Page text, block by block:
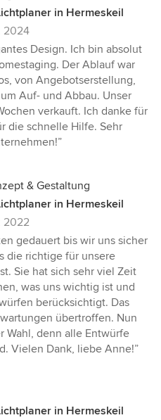
in Hermeskeil
2024
Design. Ich bin absolut
Der Ablauf war
von Angebotserstellung,
Auf- und Abbau. Unser
verkauft. Ich danke für
die schnelle Hilfe. Sehr
& Gestaltung
in Hermeskeil
2022
gedauert bis wir uns sicher
die richtige für unsere
Sie hat sich sehr viel Zeit
was uns wichtig ist und
berücksichtigt. Das
übertroffen. Nun
Wahl, denn alle Entwürfe
Vielen Dank, liebe Anne!”
in Hermeskeil